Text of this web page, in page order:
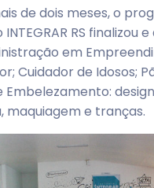
de dois meses, o
RS finalizou
em
Cuidador de Idosos;
Embelezamento:
maquiagem e tranças.